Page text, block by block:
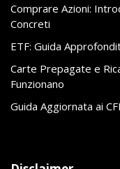
Comprare Azioni:
Concreti
ETF: Guida
Carte Prepagate e
Funzionano
Guida Aggiornata ai